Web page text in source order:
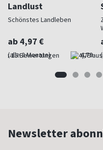
Landlust
Schönstes Landleben
ab 4,97 €
(alle 2 Monate) 4,79
Newsletter